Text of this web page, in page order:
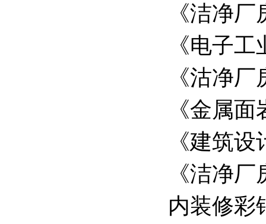
《洁净
《电子
《沽净
《金属
《建筑
《洁净
内装修彩